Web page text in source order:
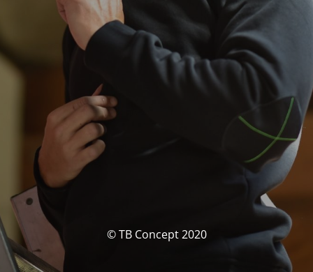
© TB Concept 2020